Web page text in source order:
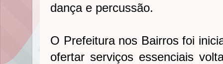
dança e percussão.
O Prefeitura nos Bairros foi
ofertar serviços essenciais